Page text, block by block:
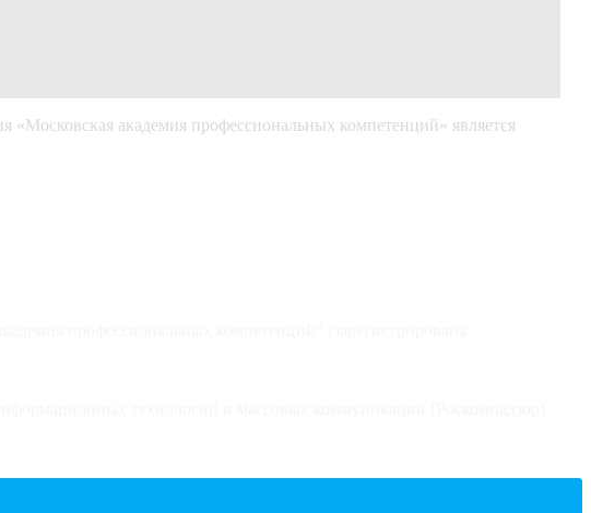
академия профессиональных компетенций» является